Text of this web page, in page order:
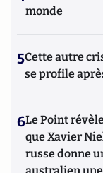
monde
5Cette autre
se profile
6Le Point
que Xavier
russe donne